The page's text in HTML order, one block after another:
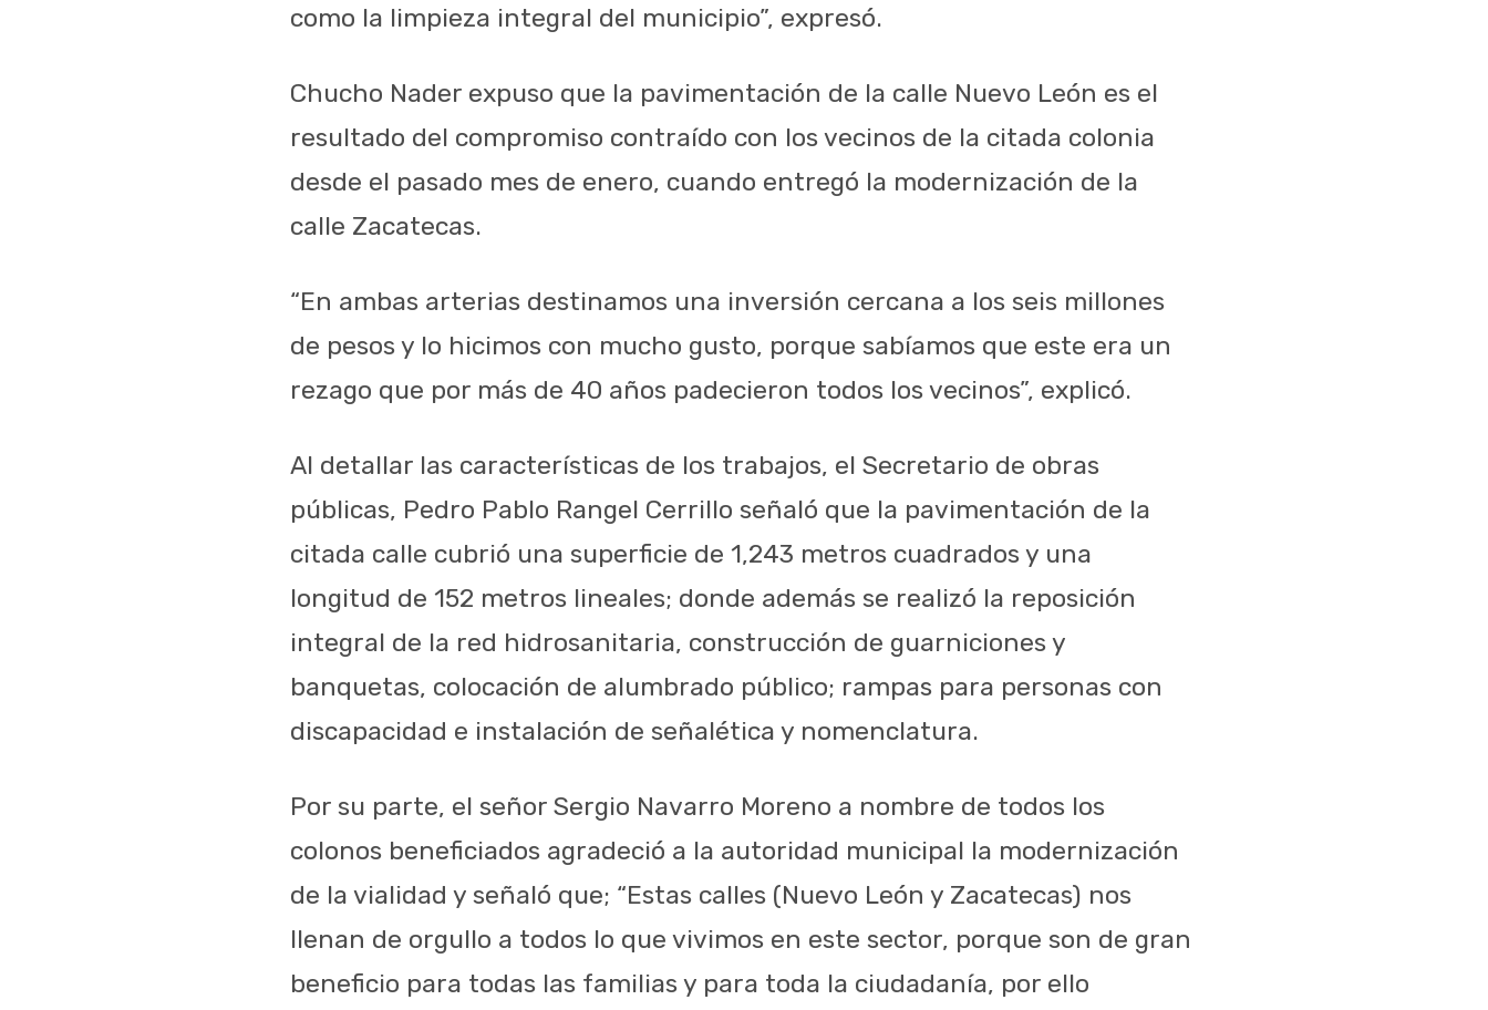
como la limpieza integral del municipio”, expresó.
Chucho Nader expuso que la pavimentación de la calle Nuevo León es el
resultado del compromiso contraído con los vecinos de la citada colonia
desde el pasado mes de enero, cuando entregó la modernización de la
calle Zacatecas.
“En ambas arterias destinamos una inversión cercana a los seis millones
de pesos y lo hicimos con mucho gusto, porque sabíamos que este era un
rezago que por más de 40 años padecieron todos los vecinos”, explicó.
Al detallar las características de los trabajos, el Secretario de obras
públicas, Pedro Pablo Rangel Cerrillo señaló que la pavimentación de la
citada calle cubrió una superficie de 1,243 metros cuadrados y una
longitud de 152 metros lineales; donde además se realizó la reposición
integral de la red hidrosanitaria, construcción de guarniciones y
banquetas, colocación de alumbrado público; rampas para personas con
discapacidad e instalación de señalética y nomenclatura.
Por su parte, el señor Sergio Navarro Moreno a nombre de todos los
colonos beneficiados agradeció a la autoridad municipal la modernización
de la vialidad y señaló que; “Estas calles (Nuevo León y Zacatecas) nos
llenan de orgullo a todos lo que vivimos en este sector, porque son de gran
beneficio para todas las familias y para toda la ciudadanía, por ello